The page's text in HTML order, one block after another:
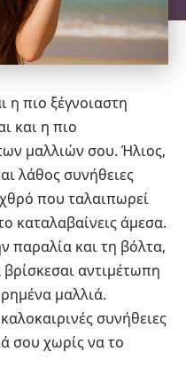
η πιο ξέγνοιαστη
και η πιο
μαλλιών σου. Ήλιος,
λάθος συνήθειες
που ταλαιπωρεί
καταλαβαίνεις άμεσα.
παραλία και τη βόλτα,
αντιμέτωπη
μαλλιά.
συνήθειες
σου χωρίς να το